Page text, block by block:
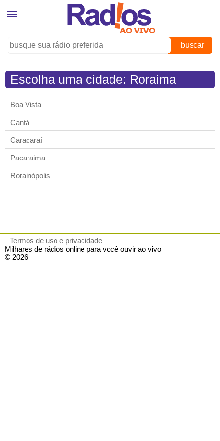
buscar
Escolha uma cidade: Roraima
Boa Vista
Cantá
Caracaraí
Pacaraima
Rorainópolis
Termos de uso e privacidade
Milhares de rádios online para você ouvir ao vivo
© 2026